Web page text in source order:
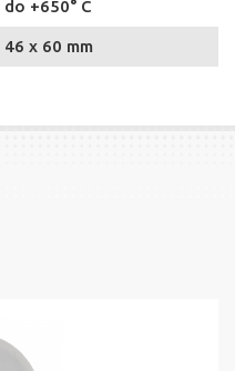
do +650° C
46 x 60 mm